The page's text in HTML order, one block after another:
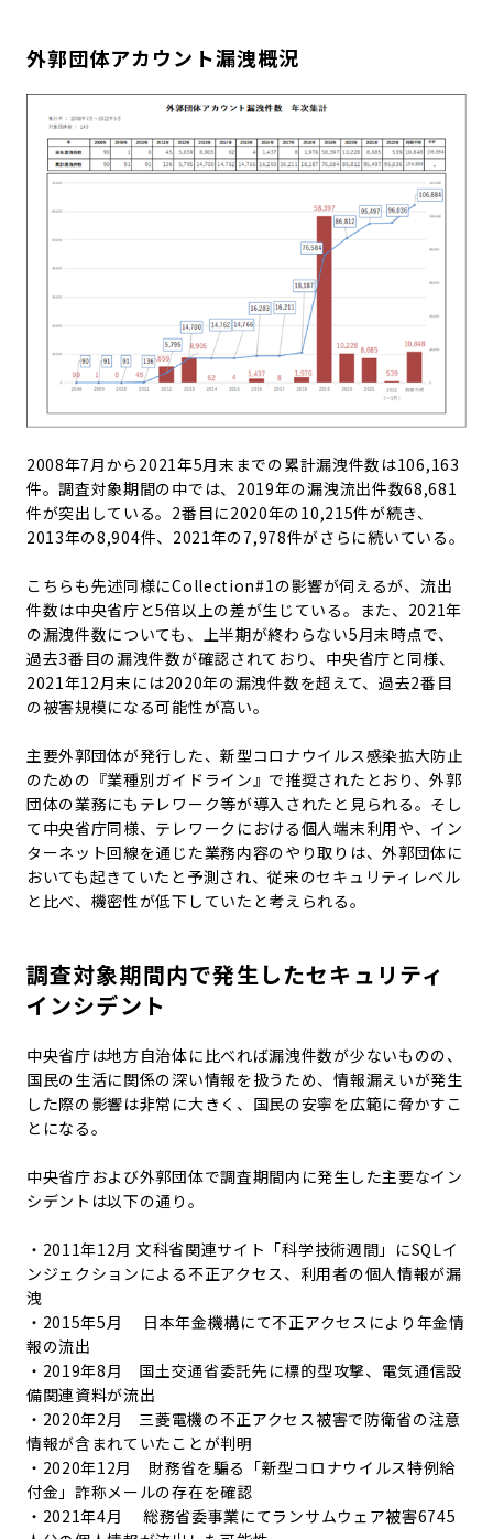
外郭団体アカウント漏洩概況
2008年7月から2021年5月末までの累計漏洩件数は106,163
件。調査対象期間の中では、2019年の漏洩流出件数68,681
件が突出している。2番目に2020年の10,215件が続き、
2013年の8,904件、2021年の7,978件がさらに続いている。
こちらも先述同様にCollection#1の影響が伺えるが、流出
件数は中央省庁と5倍以上の差が生じている。また、2021年
の漏洩件数についても、上半期が終わらない5月末時点で、
過去3番目の漏洩件数が確認されており、中央省庁と同様、
2021年12月末には2020年の漏洩件数を超えて、過去2番目
の被害規模になる可能性が高い。
主要外郭団体が発行した、新型コロナウイルス感染拡大防止
のための『業種別ガイドライン』で推奨されたとおり、外郭
団体の業務にもテレワーク等が導入されたと見られる。そし
て中央省庁同様、テレワークにおける個人端末利用や、イン
ターネット回線を通じた業務内容のやり取りは、外郭団体に
おいても起きていたと予測され、従来のセキュリティレベル
と比べ、機密性が低下していたと考えられる。
調査対象期間内で発生したセキュリティ
インシデント
中央省庁は地方自治体に比べれば漏洩件数が少ないものの、
国民の生活に関係の深い情報を扱うため、情報漏えいが発生
した際の影響は非常に大きく、国民の安寧を広範に脅かすこ
とになる。
中央省庁および外郭団体で調査期間内に発生した主要なイン
シデントは以下の通り。
・2011年12月 文科省関連サイト「科学技術週間」にSQLイ
ンジェクションによる不正アクセス、利用者の個人情報が漏
洩
・2015年5月 日本年金機構にて不正アクセスにより年金情
報の流出
・2019年8月 国土交通省委託先に標的型攻撃、電気通信設
備関連資料が流出
・2020年2月 三菱電機の不正アクセス被害で防衛省の注意
情報が含まれていたことが判明
・2020年12月 財務省を騙る「新型コロナウイルス特例給
付金」詐称メールの存在を確認
・2021年4月 総務省委事業にてランサムウェア被害6745